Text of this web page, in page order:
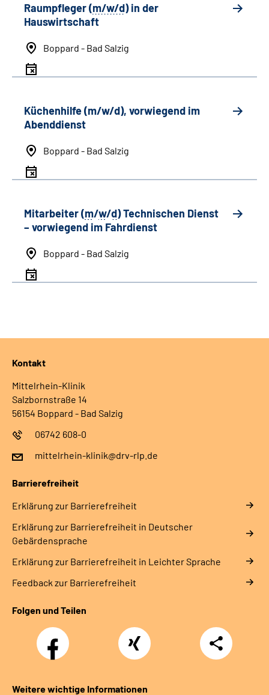
Raumpfleger (m/w/d) in der
Hauswirtschaft
Boppard - Bad Salzig
Küchenhilfe (m/w/d), vorwiegend im
Abenddienst
Boppard - Bad Salzig
Mitarbeiter (m/w/d) Technischen Dienst
– vorwiegend im Fahrdienst
Boppard - Bad Salzig
Kontakt
Mittelrhein-Klinik
Salzbornstraße 14
56154 Boppard - Bad Salzig
06742 608-0
mittelrhein-klinik@drv-rlp.de
Barrierefreiheit
Erklärung zur Barrierefreiheit
Erklärung zur Barrierefreiheit in Deutscher
Gebärdensprache
Erklärung zur Barrierefreiheit in Leichter Sprache
Feedback zur Barrierefreiheit
Folgen und Teilen
Facebook Xing
Teilen
Weitere wichtige Informationen